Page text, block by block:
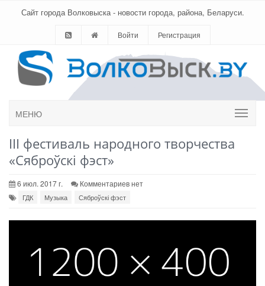
Сайт города Волковыска - новости города, района, Беларуси.
Войти Регистрация
МЕНЮ
III фестиваль народного творчества
«Сяброўскі фэст»
6 июл. 2017 г. Комментариев нет
ГДК Музыка Сяброўскі фэст